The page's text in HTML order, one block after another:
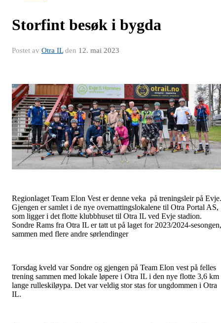
Storfint besøk i bygda
Postet av Otra ILden 12. mai 2023
Regionlaget Team Elon Vest er denne veka på treningsleir på Evje.
Gjengen er samlet i de nye overnattingslokalene til Otra Portal AS,
som ligger i det flotte klubbhuset til Otra IL ved Evje stadion.
Sondre Rams fra Otra IL er tatt ut på laget for 2023/2024-sesongen,
sammen med flere andre sørlendinger
Torsdag kveld var Sondre og gjengen på Team Elon vest på felles
trening sammen med lokale løpere i Otra IL i den nye flotte 3,6 km
lange rulleskiløypa. Det var veldig stor stas for ungdommen i Otra
IL.